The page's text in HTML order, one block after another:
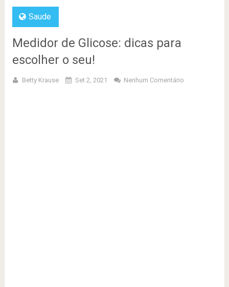
Saude
Medidor de Glicose: dicas para
escolher o seu!
Betty Krause Set 2, 2021 Nenhum Comentário